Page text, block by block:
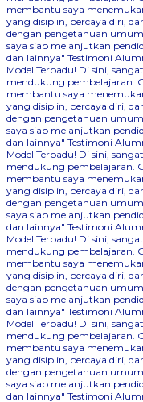
membantu saya
yang disiplin, percaya diri,
dengan pengetahuan
saya siap melanjutkan
dan lainnya" Testimoni
Model Terpadu! Di sini,
mendukung pembelajaran.
membantu saya
yang disiplin, percaya diri,
dengan pengetahuan
saya siap melanjutkan
dan lainnya" Testimoni
Model Terpadu! Di sini,
mendukung pembelajaran.
membantu saya
yang disiplin, percaya diri,
dengan pengetahuan
saya siap melanjutkan
dan lainnya" Testimoni
Model Terpadu! Di sini,
mendukung pembelajaran.
membantu saya
yang disiplin, percaya diri,
dengan pengetahuan
saya siap melanjutkan
dan lainnya" Testimoni
Model Terpadu! Di sini,
mendukung pembelajaran.
membantu saya
yang disiplin, percaya diri,
dengan pengetahuan
saya siap melanjutkan
dan lainnya" Testimoni